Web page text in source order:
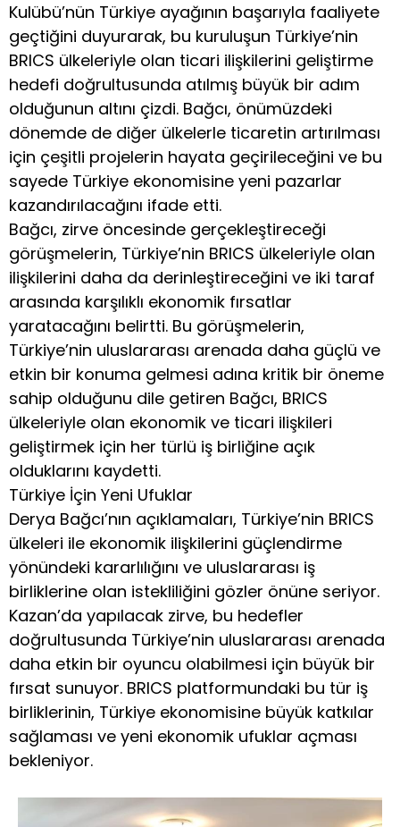
Kulübü’nün Türkiye ayağının başarıyla faaliyete
geçtiğini duyurarak, bu kuruluşun Türkiye’nin
BRICS ülkeleriyle olan ticari ilişkilerini geliştirme
hedefi doğrultusunda atılmış büyük bir adım
olduğunun altını çizdi. Bağcı, önümüzdeki
dönemde de diğer ülkelerle ticaretin artırılması
için çeşitli projelerin hayata geçirileceğini ve bu
sayede Türkiye ekonomisine yeni pazarlar
kazandırılacağını ifade etti.
Bağcı, zirve öncesinde gerçekleştireceği
görüşmelerin, Türkiye’nin BRICS ülkeleriyle olan
ilişkilerini daha da derinleştireceğini ve iki taraf
arasında karşılıklı ekonomik fırsatlar
yaratacağını belirtti. Bu görüşmelerin,
Türkiye’nin uluslararası arenada daha güçlü ve
etkin bir konuma gelmesi adına kritik bir öneme
sahip olduğunu dile getiren Bağcı, BRICS
ülkeleriyle olan ekonomik ve ticari ilişkileri
geliştirmek için her türlü iş birliğine açık
olduklarını kaydetti.
Türkiye İçin Yeni Ufuklar
Derya Bağcı’nın açıklamaları, Türkiye’nin BRICS
ülkeleri ile ekonomik ilişkilerini güçlendirme
yönündeki kararlılığını ve uluslararası iş
birliklerine olan istekliliğini gözler önüne seriyor.
Kazan’da yapılacak zirve, bu hedefler
doğrultusunda Türkiye’nin uluslararası arenada
daha etkin bir oyuncu olabilmesi için büyük bir
fırsat sunuyor. BRICS platformundaki bu tür iş
birliklerinin, Türkiye ekonomisine büyük katkılar
sağlaması ve yeni ekonomik ufuklar açması
bekleniyor.